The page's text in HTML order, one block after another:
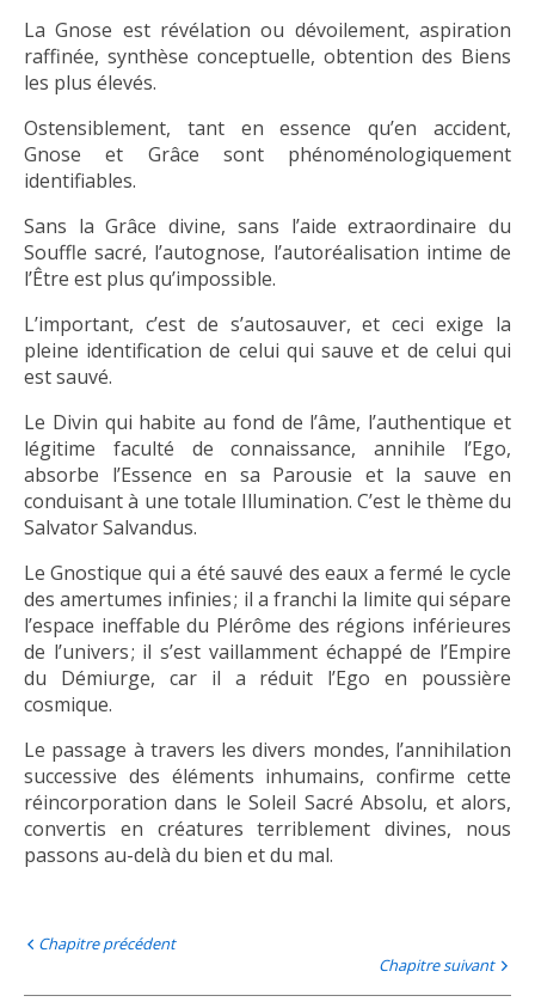
La Gnose est révélation ou dévoilement, aspiration
raffinée, synthèse conceptuelle, obtention des Biens
les plus élevés.
Ostensiblement, tant en essence qu’en accident,
Gnose et Grâce sont phénoménologiquement
identifiables.
Sans la Grâce divine, sans l’aide extraordinaire du
Souffle sacré, l’autognose, l’autoréalisation intime de
l’Être est plus qu’impossible.
L’important, c’est de s’autosauver, et ceci exige la
pleine identification de celui qui sauve et de celui qui
est sauvé.
Le Divin qui habite au fond de l’âme, l’authentique et
légitime faculté de connaissance, annihile l’Ego,
absorbe l’Essence en sa Parousie et la sauve en
conduisant à une totale Illumination. C’est le thème du
Salvator Salvandus.
Le Gnostique qui a été sauvé des eaux a fermé le cycle
des amertumes infinies ; il a franchi la limite qui sépare
l’espace ineffable du Plérôme des régions inférieures
de l’univers ; il s’est vaillamment échappé de l’Empire
du Démiurge, car il a réduit l’Ego en poussière
cosmique.
Le passage à travers les divers mondes, l’annihilation
successive des éléments inhumains, confirme cette
réincorporation dans le Soleil Sacré Absolu, et alors,
convertis en créatures terriblement divines, nous
passons au-delà du bien et du mal.
Chapitre précédent
Chapitre suivant